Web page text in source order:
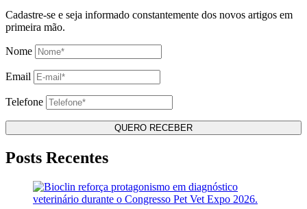
Cadastre-se e seja informado constantemente dos novos artigos em
primeira mão.
Nome
Email
Telefone
Posts Recentes